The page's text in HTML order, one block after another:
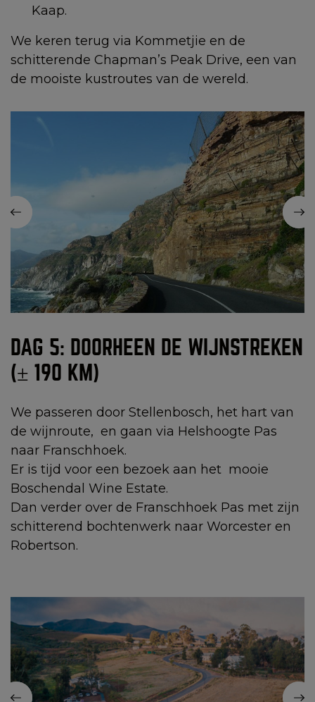
Kaap.
We keren terug via Kommetjie en de
schitterende Chapman’s Peak Drive, een van
de mooiste kustroutes van de wereld.
DAG 5: DOORHEEN DE WIJNSTREKEN
(± 190 KM)
We passeren door Stellenbosch, het hart van
de wijnroute, en gaan via Helshoogte Pas
naar Franschhoek.
Er is tijd voor een bezoek aan het mooie
Boschendal Wine Estate.
Dan verder over de Franschhoek Pas met zijn
schitterend bochtenwerk naar Worcester en
Robertson.